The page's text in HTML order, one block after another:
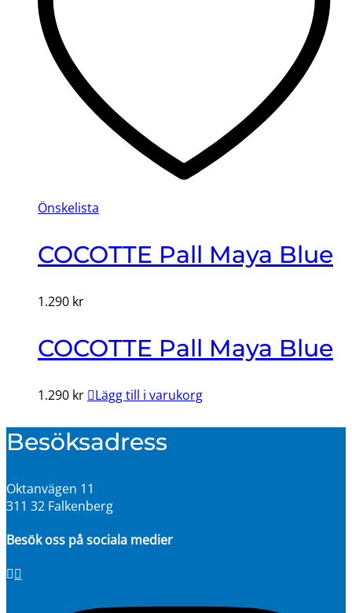
Önskelista
COCOTTE Pall Maya Blue
1.290 kr
COCOTTE Pall Maya Blue
1.290 kr Lägg till i varukorg
Besöksadress
Oktanvägen 11
311 32 Falkenberg
Besök oss på sociala medier